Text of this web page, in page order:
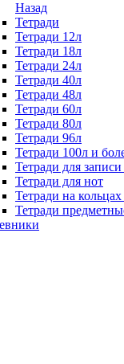
Назад
Тетради
Тетради 12л
Тетради 18л
Тетради 24л
Тетради 40л
Тетради 48л
Тетради 60л
Тетради 80л
Тетради 96л
Тетради 100л и
Тетради для
Тетради для нот
Тетради на
Тетради